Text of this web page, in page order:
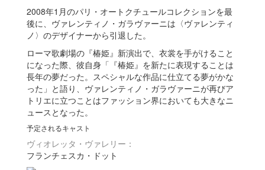
2008年1月のパリ・オートクチュールコレクションを最
後に、ヴァレンティノ・ガラヴァーニは〈ヴァレンティ
ノ〉のデザイナーから引退した。
ローマ歌劇場の『椿姫』新演出で、衣裳を手がけること
になった際、彼自身「『椿姫』を新たに表現することは
長年の夢だった。スペシャルな作品に仕立てる夢がかな
った」と語り、ヴァレンティノ・ガラヴァーニが再びア
トリエに立つことはファッション界においても大きなニ
ュースとなった。
予定されるキャスト
ヴィオレッタ・ヴァレリー：
フランチェスカ・ドット